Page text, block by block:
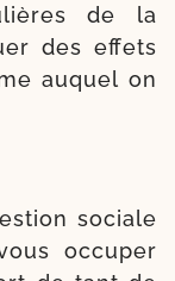
de la
des effets
auquel on
sociale
occu­per